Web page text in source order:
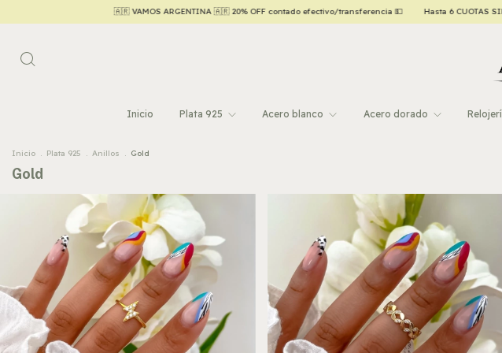
🇦🇷 VAMOS ARGENTINA 🇦🇷 20% OFF contado efectivo/transferencia 💵 Hasta 6 CUOTAS SIN INTERÉS
Inicio Plata 925 Acero blanco Acero dorado
Inicio . Plata 925 . Anillos . Gold
Gold